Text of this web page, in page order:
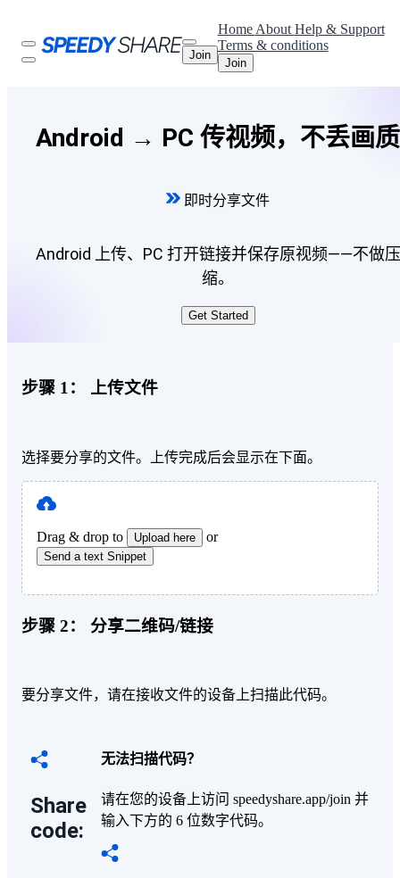
Join
Home About Help & Support
Terms & conditions
Join
Android → PC 传视频，不丢画质
即时分享文件
Android 上传、PC 打开链接并保存原视频——不做压
缩。
Get Started
步骤 1： 上传文件
选择要分享的文件。上传完成后会显示在下面。
Drag & drop to Upload here or
Send a text Snippet
步骤 2： 分享二维码/链接
要分享文件，请在接收文件的设备上扫描此代码。
Share
code:
无法扫描代码？
请在您的设备上访问 speedyshare.app/join 并
输入下方的 6 位数字代码。